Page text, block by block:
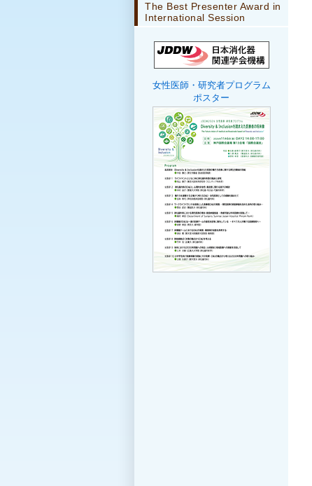
The Best Presenter Award in
International Session
女性医師・研究者プログラム
ポスター